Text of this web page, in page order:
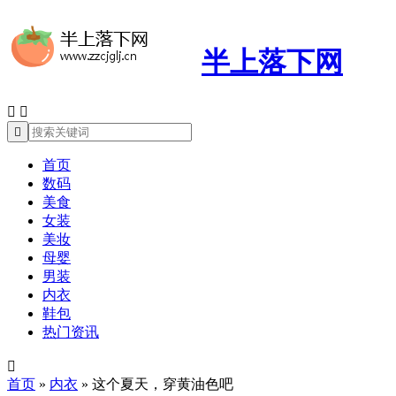
半上落下网
 

首页
数码
美食
女装
美妆
母婴
男装
内衣
鞋包
热门资讯

首页 » 内衣 » 这个夏天，穿黄油色吧